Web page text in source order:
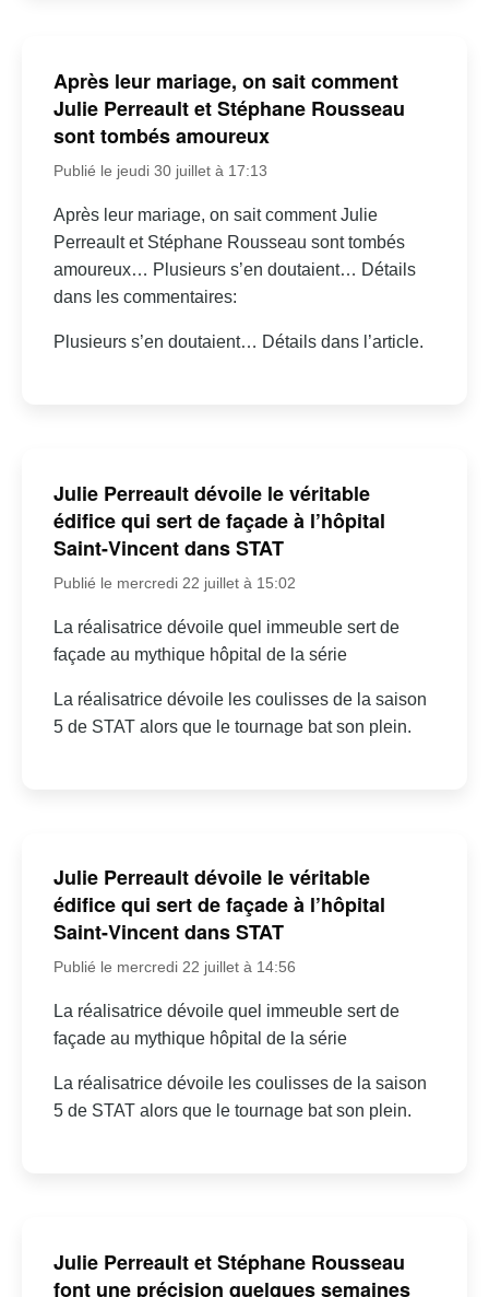
Après leur mariage, on sait comment
Julie Perreault et Stéphane Rousseau
sont tombés amoureux
Publié le jeudi 30 juillet à 17:13
Après leur mariage, on sait comment Julie
Perreault et Stéphane Rousseau sont tombés
amoureux… Plusieurs s’en doutaient… Détails
dans les commentaires:
Plusieurs s’en doutaient… Détails dans l’article.
Julie Perreault dévoile le véritable
édifice qui sert de façade à l’hôpital
Saint-Vincent dans STAT
Publié le mercredi 22 juillet à 15:02
La réalisatrice dévoile quel immeuble sert de
façade au mythique hôpital de la série
La réalisatrice dévoile les coulisses de la saison
5 de STAT alors que le tournage bat son plein.
Julie Perreault dévoile le véritable
édifice qui sert de façade à l’hôpital
Saint-Vincent dans STAT
Publié le mercredi 22 juillet à 14:56
La réalisatrice dévoile quel immeuble sert de
façade au mythique hôpital de la série
La réalisatrice dévoile les coulisses de la saison
5 de STAT alors que le tournage bat son plein.
Julie Perreault et Stéphane Rousseau
font une précision quelques semaines